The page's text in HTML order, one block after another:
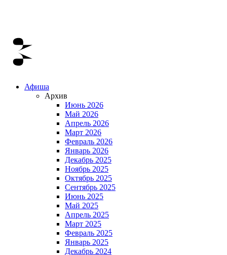
Афиша
Архив
Июнь 2026
Май 2026
Апрель 2026
Март 2026
Февраль 2026
Январь 2026
Декабрь 2025
Ноябрь 2025
Октябрь 2025
Сентябрь 2025
Июнь 2025
Май 2025
Апрель 2025
Март 2025
Февраль 2025
Январь 2025
Декабрь 2024